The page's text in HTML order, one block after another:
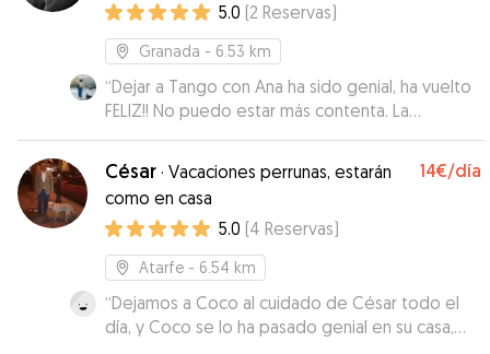
5.0 (2 Reservas)
Granada - 6.53 km
“Dejar a Tango con Ana ha sido genial, ha vuelto
FELIZ!! No puedo estar más contenta. La
comunicación fue súper fluida y lo mejor de
todo es que Tango estuvo como en casa, en
familia. ¡Gracias, Ana! ”
César · Vacaciones perrunas, estarán
como en casa
14€/día
5.0 (4 Reservas)
Atarfe - 6.54 km
“Dejamos a Coco al cuidado de César todo el
día, y Coco se lo ha pasado genial en su casa,